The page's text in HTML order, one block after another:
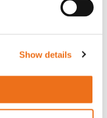
Show details
mekaniska 1100